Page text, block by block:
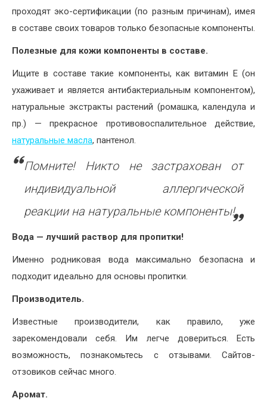
проходят эко-сертификации (по разным причинам), имея
в составе своих товаров только безопасные компоненты.
Полезные для кожи компоненты в составе.
Ищите в составе такие компоненты, как витамин Е (он
ухаживает и является антибактериальным компонентом),
натуральные экстракты растений (ромашка, календула и
пр.) — прекрасное противовоспалительное действие,
натуральные масла, пантенол.
Помните! Никто не застрахован от
индивидуальной аллергической
реакции на натуральные компоненты!
Вода — лучший раствор для пропитки!
Именно родниковая вода максимально безопасна и
подходит идеально для основы пропитки.
Производитель.
Известные производители, как правило, уже
зарекомендовали себя. Им легче довериться. Есть
возможность, познакомьтесь с отзывами. Сайтов-
отзовиков сейчас много.
Аромат.